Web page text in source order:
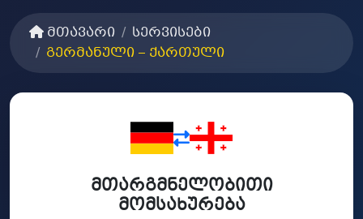
მთავარი
სერვისები
გერმანული – ქართული
მთარგმნელობითი
მომსახურება